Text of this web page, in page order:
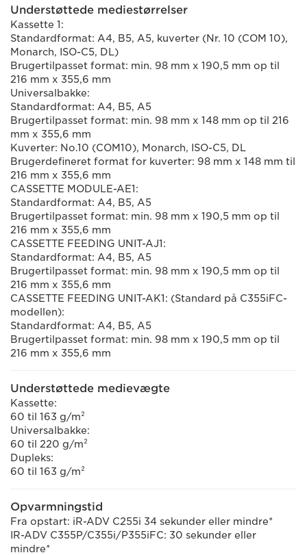
Understøttede mediestørrelser
Kassette 1:
Standardformat: A4, B5, A5, kuverter (Nr. 10 (COM 10),
Monarch, ISO-C5, DL)
Brugertilpasset format: min. 98 mm x 190,5 mm op til
216 mm x 355,6 mm
Universalbakke:
Standardformat: A4, B5, A5
Brugertilpasset format: min. 98 mm x 148 mm op til 216
mm x 355,6 mm
Kuverter: No.10 (COM10), Monarch, ISO-C5, DL
Brugerdefineret format for kuverter: 98 mm x 148 mm til
216 mm x 355,6 mm
CASSETTE MODULE-AE1:
Standardformat: A4, B5, A5
Brugertilpasset format: min. 98 mm x 190,5 mm op til
216 mm x 355,6 mm
CASSETTE FEEDING UNIT-AJ1:
Standardformat: A4, B5, A5
Brugertilpasset format: min. 98 mm x 190,5 mm op til
216 mm x 355,6 mm
CASSETTE FEEDING UNIT-AK1: (Standard på C355iFC-
modellen):
Standardformat: A4, B5, A5
Brugertilpasset format: min. 98 mm x 190,5 mm op til
216 mm x 355,6 mm
Understøttede medievægte
Kassette:
60 til 163 g/m²
Universalbakke:
60 til 220 g/m²
Dupleks:
60 til 163 g/m²
Opvarmningstid
Fra opstart: iR-ADV C255i 34 sekunder eller mindre*
IR-ADV C355P/C355i/P355iFC: 30 sekunder eller
mindre*